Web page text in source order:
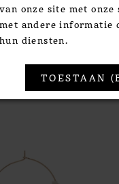
van onze site met
met andere informatie
hun diensten.
TOESTAAN